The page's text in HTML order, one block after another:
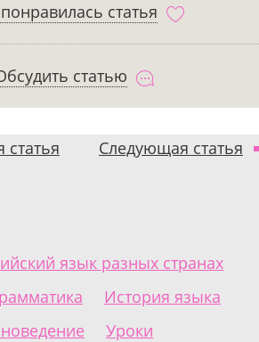
статья
статью
Следующая статья
язык разных странах
История языка
Уроки